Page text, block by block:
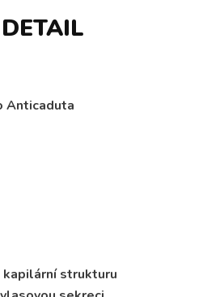
DETAIL
Anticaduta
kapilární strukturu